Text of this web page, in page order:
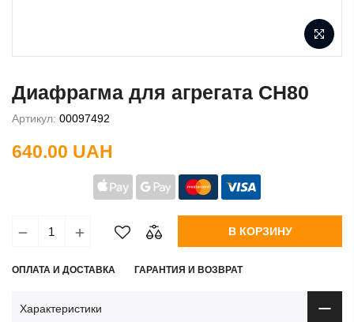
Диафрагма для агрегата CH80
Артикул: 00097492
640.00 UAH
В КОРЗИНУ
ОПЛАТА И ДОСТАВКА ГАРАНТИЯ И ВОЗВРАТ
Характеристики